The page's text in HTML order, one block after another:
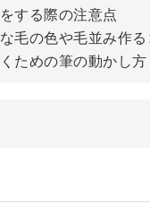
色を変えてみたり、
愛く仕上がります。
する際の注意点
毛の色や毛並み作る
ための筆の動かし方